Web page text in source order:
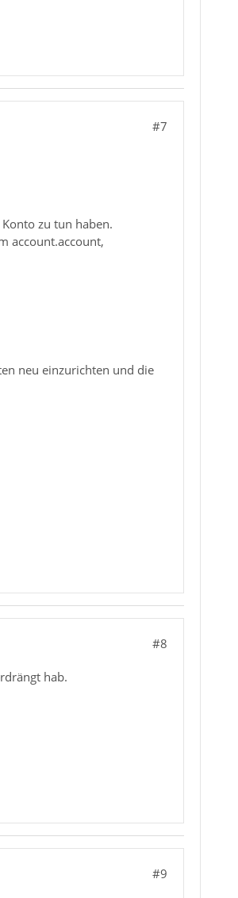
#7
zu tun haben.
account.account,
neu einzurichten und die
#8
hab.
#9